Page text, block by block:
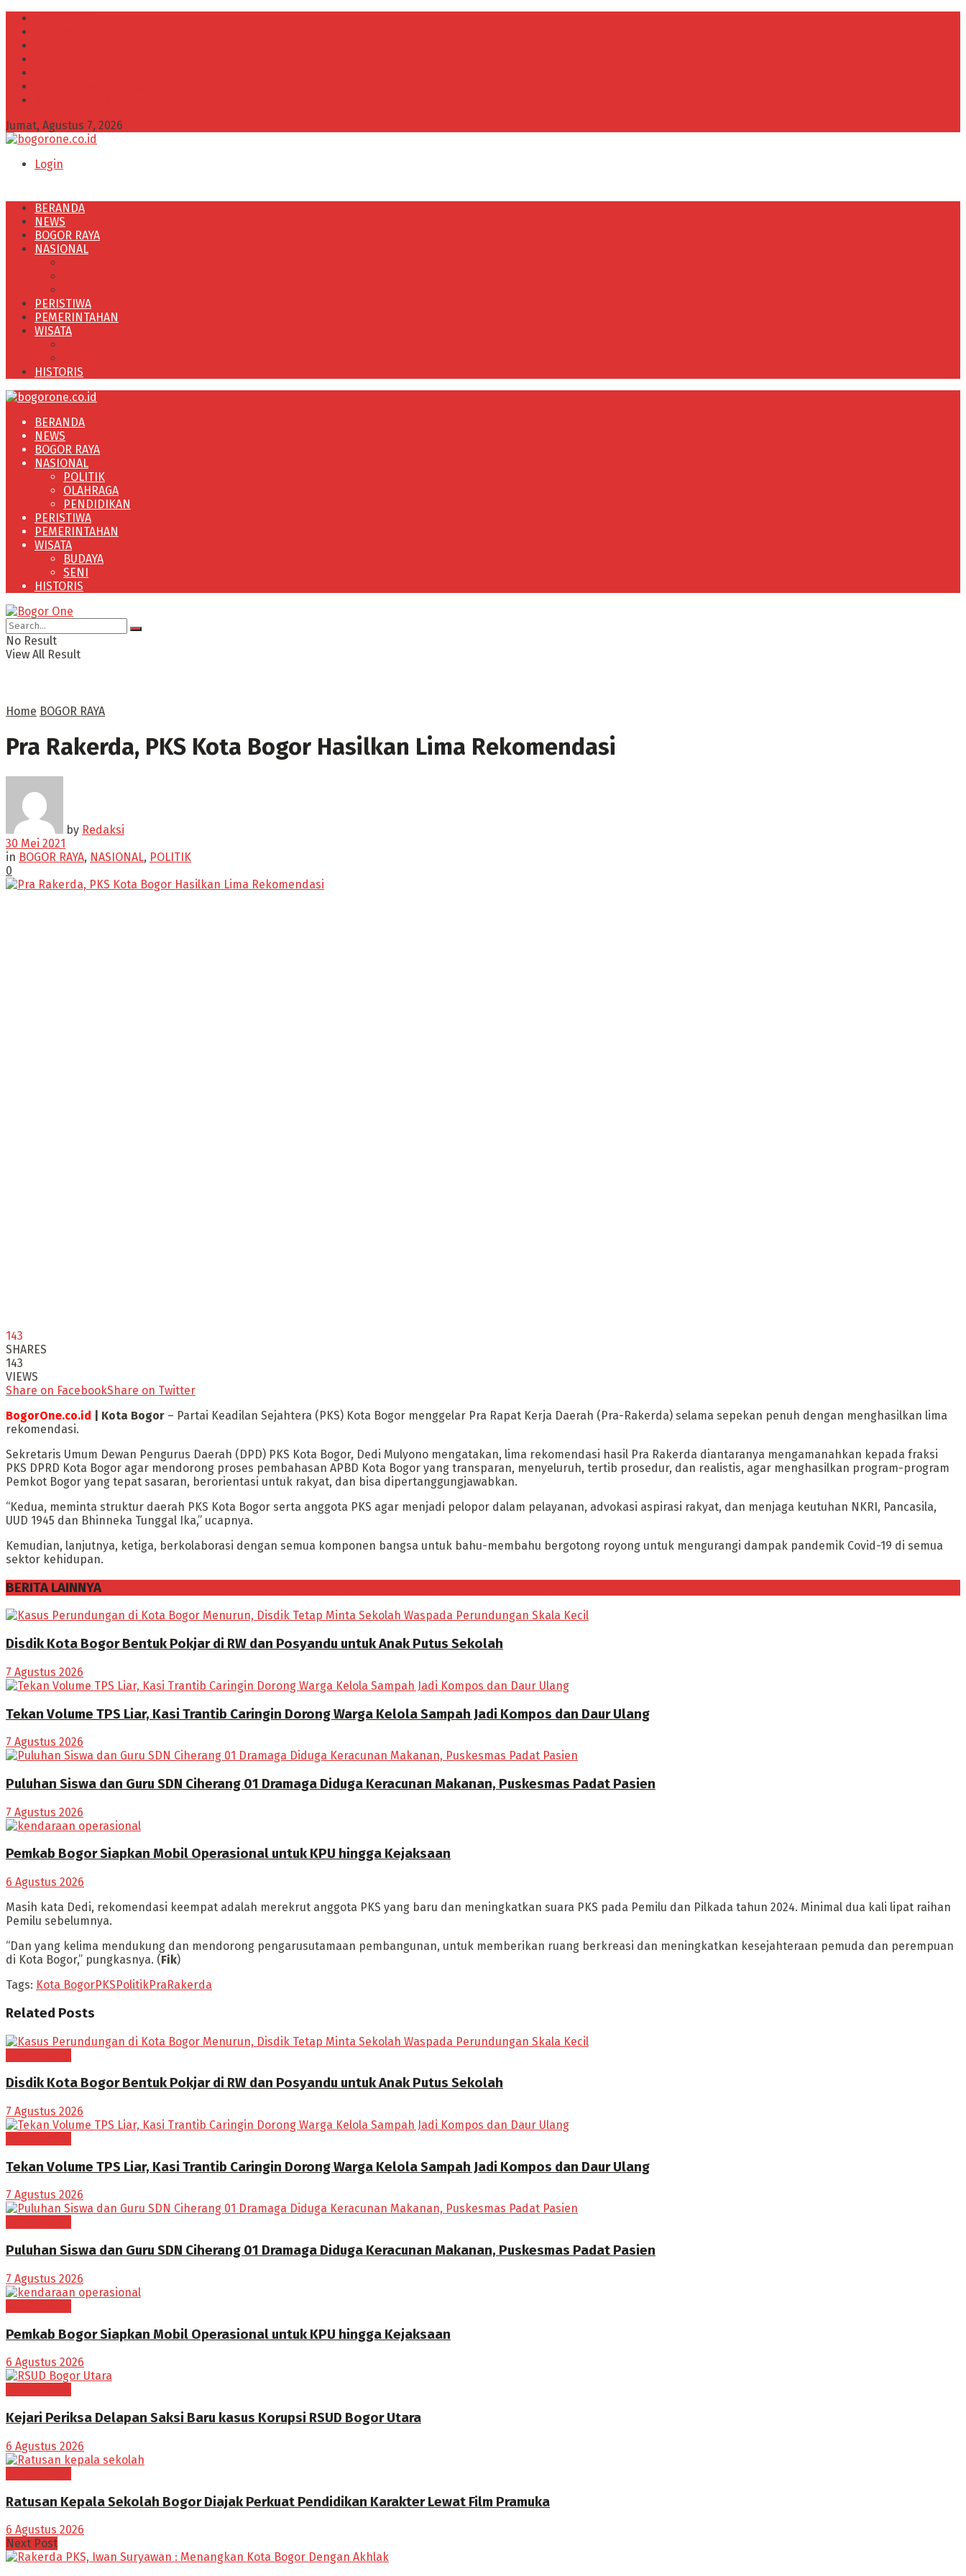
Jumat, Agustus 7, 2026
Login
BERANDA
NEWS
BOGOR RAYA
NASIONAL
PERISTIWA
PEMERINTAHAN
WISATA
HISTORIS
BERANDA
NEWS
BOGOR RAYA
NASIONAL
POLITIK
OLAHRAGA
PENDIDIKAN
PERISTIWA
PEMERINTAHAN
WISATA
BUDAYA
SENI
HISTORIS
No Result
View All Result
Home BOGOR RAYA
Pra Rakerda, PKS Kota Bogor Hasilkan Lima Rekomendasi
by Redaksi
30 Mei 2021
in BOGOR RAYA, NASIONAL, POLITIK
0
143
SHARES
143
VIEWS
Share on FacebookShare on Twitter
BogorOne.co.id | Kota Bogor – Partai Keadilan Sejahtera (PKS) Kota Bogor menggelar Pra Rapat Kerja Daerah (Pra-Rakerda) selama sepekan penuh dengan menghasilkan lima
rekomendasi.
Sekretaris Umum Dewan Pengurus Daerah (DPD) PKS Kota Bogor, Dedi Mulyono mengatakan, lima rekomendasi hasil Pra Rakerda diantaranya mengamanahkan kepada fraksi
PKS DPRD Kota Bogor agar mendorong proses pembahasan APBD Kota Bogor yang transparan, menyeluruh, tertib prosedur, dan realistis, agar menghasilkan program-program
Pemkot Bogor yang tepat sasaran, berorientasi untuk rakyat, dan bisa dipertanggungjawabkan.
“Kedua, meminta struktur daerah PKS Kota Bogor serta anggota PKS agar menjadi pelopor dalam pelayanan, advokasi aspirasi rakyat, dan menjaga keutuhan NKRI, Pancasila,
UUD 1945 dan Bhinneka Tunggal Ika,” ucapnya.
Kemudian, lanjutnya, ketiga, berkolaborasi dengan semua komponen bangsa untuk bahu-membahu bergotong royong untuk mengurangi dampak pandemik Covid-19 di semua
sektor kehidupan.
BERITA LAINNYA
Disdik Kota Bogor Bentuk Pokjar di RW dan Posyandu untuk Anak Putus Sekolah
7 Agustus 2026
Tekan Volume TPS Liar, Kasi Trantib Caringin Dorong Warga Kelola Sampah Jadi Kompos dan Daur Ulang
7 Agustus 2026
Puluhan Siswa dan Guru SDN Ciherang 01 Dramaga Diduga Keracunan Makanan, Puskesmas Padat Pasien
7 Agustus 2026
Pemkab Bogor Siapkan Mobil Operasional untuk KPU hingga Kejaksaan
6 Agustus 2026
Masih kata Dedi, rekomendasi keempat adalah merekrut anggota PKS yang baru dan meningkatkan suara PKS pada Pemilu dan Pilkada tahun 2024. Minimal dua kali lipat raihan
Pemilu sebelumnya.
“Dan yang kelima mendukung dan mendorong pengarusutamaan pembangunan, untuk memberikan ruang berkreasi dan meningkatkan kesejahteraan pemuda dan perempuan
di Kota Bogor,” pungkasnya. (Fik)
Tags: Kota BogorPKS PolitikPra Rakerda
Related Posts
Disdik Kota Bogor Bentuk Pokjar di RW dan Posyandu untuk Anak Putus Sekolah
7 Agustus 2026
Tekan Volume TPS Liar, Kasi Trantib Caringin Dorong Warga Kelola Sampah Jadi Kompos dan Daur Ulang
7 Agustus 2026
Puluhan Siswa dan Guru SDN Ciherang 01 Dramaga Diduga Keracunan Makanan, Puskesmas Padat Pasien
7 Agustus 2026
Pemkab Bogor Siapkan Mobil Operasional untuk KPU hingga Kejaksaan
6 Agustus 2026
Kejari Periksa Delapan Saksi Baru kasus Korupsi RSUD Bogor Utara
6 Agustus 2026
Ratusan Kepala Sekolah Bogor Diajak Perkuat Pendidikan Karakter Lewat Film Pramuka
6 Agustus 2026
Next Post